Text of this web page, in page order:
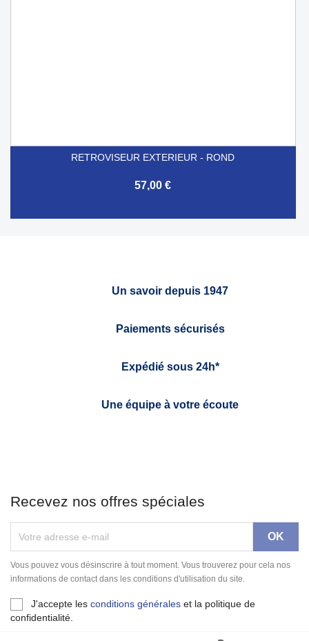
RETROVISEUR EXTERIEUR - ROND
57,00 €
Un savoir depuis 1947
Paiements sécurisés
Expédié sous 24h*
Une équipe à votre écoute
Recevez nos offres spéciales
Vous pouvez vous désinscrire à tout moment. Vous trouverez pour cela nos
informations de contact dans les conditions d'utilisation du site.
J'accepte les conditions générales et la politique de
confidentialité.